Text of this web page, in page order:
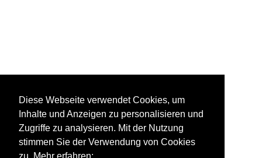
Diese Webseite verwendet Cookies, um
Inhalte und Anzeigen zu personalisieren und
Zugriffe zu analysieren. Mit der Nutzung
stimmen Sie der Verwendung von Cookies